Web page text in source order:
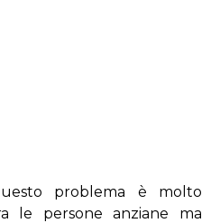
problema è molto
le persone anziane ma